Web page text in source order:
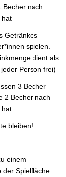
Becher nach
hat
Getränkes
spielen.
dient als
Person frei)
3 Becher
2 Becher nach
hat
bleiben!
einem
der Spielfläche